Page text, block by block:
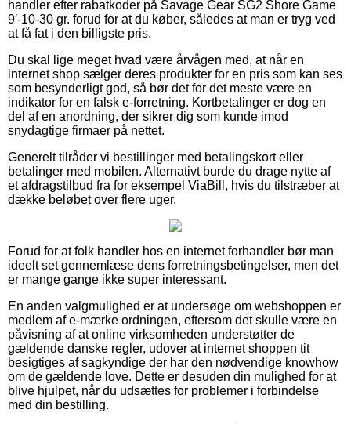
handler efter rabatkoder på Savage Gear SG2 Shore Game
9′-10-30 gr. forud for at du køber, således at man er tryg ved
at få fat i den billigste pris.
Du skal lige meget hvad være årvågen med, at når en
internet shop sælger deres produkter for en pris som kan ses
som besynderligt god, så bør det for det meste være en
indikator for en falsk e-forretning. Kortbetalinger er dog en
del af en anordning, der sikrer dig som kunde imod
snydagtige firmaer på nettet.
Generelt tilråder vi bestillinger med betalingskort eller
betalinger med mobilen. Alternativt burde du drage nytte af
et afdragstilbud fra for eksempel ViaBill, hvis du tilstræber at
dække beløbet over flere uger.
Forud for at folk handler hos en internet forhandler bør man
ideelt set gennemlæse dens forretningsbetingelser, men det
er mange gange ikke super interessant.
En anden valgmulighed er at undersøge om webshoppen er
medlem af e-mærke ordningen, eftersom det skulle være en
påvisning af at online virksomheden understøtter de
gældende danske regler, udover at internet shoppen tit
besigtiges af sagkyndige der har den nødvendige knowhow
om de gældende love. Dette er desuden din mulighed for at
blive hjulpet, når du udsættes for problemer i forbindelse
med din bestilling.